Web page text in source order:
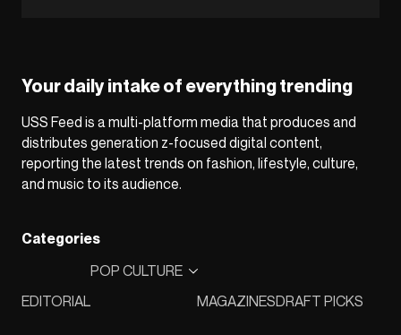
Your daily intake of everything trending
USS Feed is a multi-platform media that produces and
distributes generation z-focused digital content,
reporting the latest trends on fashion, lifestyle, culture,
and music to its audience.
Categories
EDITORIAL
POP CULTURE
MAGAZINESDRAFT PICKS